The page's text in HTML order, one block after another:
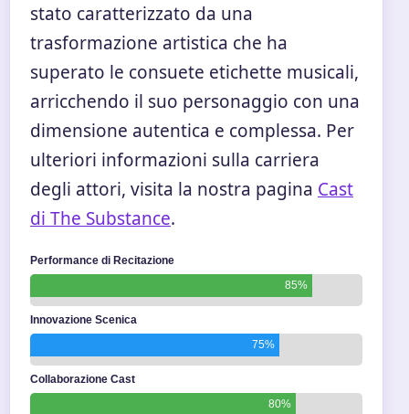
stato caratterizzato da una
trasformazione artistica che ha
superato le consuete etichette musicali,
arricchendo il suo personaggio con una
dimensione autentica e complessa. Per
ulteriori informazioni sulla carriera
degli attori, visita la nostra pagina Cast
di The Substance.
Performance di Recitazione
85%
Innovazione Scenica
75%
Collaborazione Cast
80%